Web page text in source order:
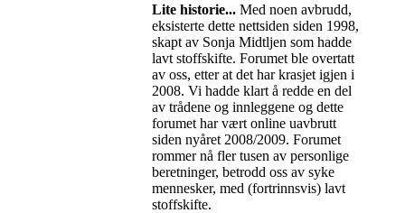
Lite historie... Med noen avbrudd,
eksisterte dette nettsiden siden 1998,
skapt av Sonja Midtljen som hadde
lavt stoffskifte. Forumet ble overtatt
av oss, etter at det har krasjet igjen i
2008. Vi hadde klart å redde en del
av trådene og innleggene og dette
forumet har vært online uavbrutt
siden nyåret 2008/2009. Forumet
rommer nå fler tusen av personlige
beretninger, betrodd oss av syke
mennesker, med (fortrinnsvis) lavt
stoffskifte.